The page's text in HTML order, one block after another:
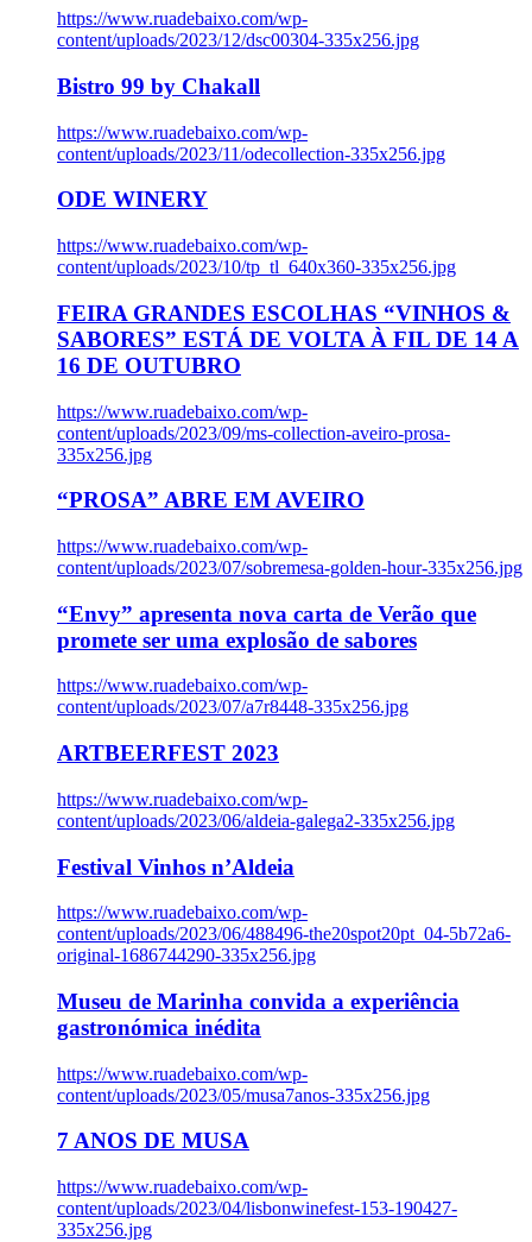
https://www.ruadebaixo.com/wp-
content/uploads/2023/12/dsc00304-335x256.jpg
Bistro 99 by Chakall
https://www.ruadebaixo.com/wp-
content/uploads/2023/11/odecollection-335x256.jpg
ODE WINERY
https://www.ruadebaixo.com/wp-
content/uploads/2023/10/tp_tl_640x360-335x256.jpg
FEIRA GRANDES ESCOLHAS “VINHOS &
SABORES” ESTÁ DE VOLTA À FIL DE 14 A
16 DE OUTUBRO
https://www.ruadebaixo.com/wp-
content/uploads/2023/09/ms-collection-aveiro-prosa-
335x256.jpg
“PROSA” ABRE EM AVEIRO
https://www.ruadebaixo.com/wp-
content/uploads/2023/07/sobremesa-golden-hour-335x256.jpg
“Envy” apresenta nova carta de Verão que
promete ser uma explosão de sabores
https://www.ruadebaixo.com/wp-
content/uploads/2023/07/a7r8448-335x256.jpg
ARTBEERFEST 2023
https://www.ruadebaixo.com/wp-
content/uploads/2023/06/aldeia-galega2-335x256.jpg
Festival Vinhos n’Aldeia
https://www.ruadebaixo.com/wp-
content/uploads/2023/06/488496-the20spot20pt_04-5b72a6-
original-1686744290-335x256.jpg
Museu de Marinha convida a experiência
gastronómica inédita
https://www.ruadebaixo.com/wp-
content/uploads/2023/05/musa7anos-335x256.jpg
7 ANOS DE MUSA
https://www.ruadebaixo.com/wp-
content/uploads/2023/04/lisbonwinefest-153-190427-
335x256.jpg